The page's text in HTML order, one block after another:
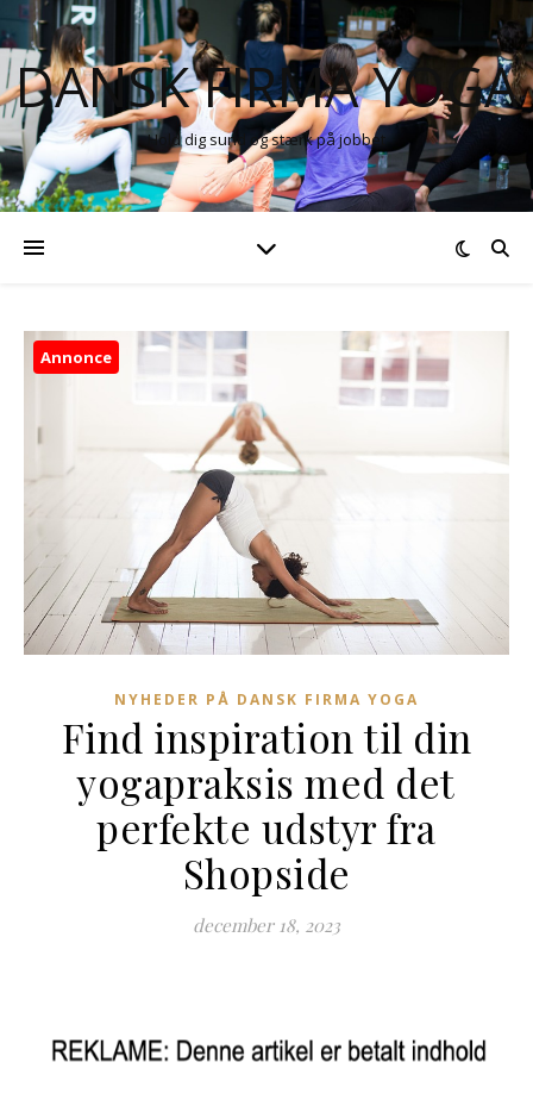
DANSK FIRMA YOGA
Hold dig sund og stærk på jobbet
Annonce
NYHEDER PÅ DANSK FIRMA YOGA
Find inspiration til din
yogapraksis med det
perfekte udstyr fra
Shopside
december 18, 2023